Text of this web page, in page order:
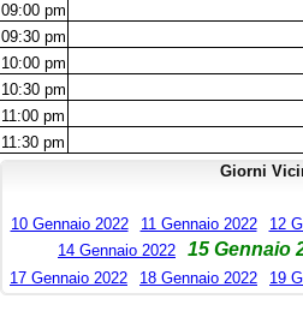
09:00 pm
09:30 pm
10:00 pm
10:30 pm
11:00 pm
11:30 pm
Giorni
10 Gennaio 2022 11 Gennaio 2022 12
14 Gennaio 2022
15 Gennaio
17 Gennaio 2022
18 Gennaio 2022 19